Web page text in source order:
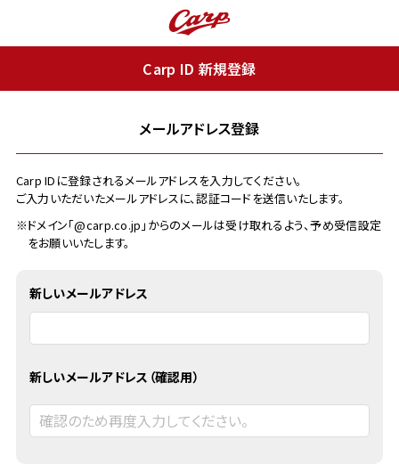
Carp ID 新規登録
メールアドレス登録
Carp IDに登録されるメールアドレスを入力してください。
ご入力いただいたメールアドレスに、認証コードを送信いたします。
※ドメイン「@carp.co.jp」からのメールは受け取れるよう、予め受信設定
をお願いいたします。
新しいメールアドレス
新しいメールアドレス（確認用）